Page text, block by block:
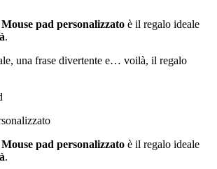
Mouse pad personalizzato è il regalo ideale
.
una frase divertente e… voilà, il regalo
Mouse pad personalizzato è il regalo ideale
.